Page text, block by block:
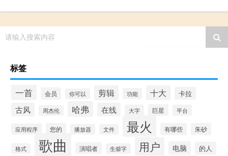
请输入搜索内容
标签
一首 会员 你可以 剪辑 功能 十大 卡拉
古风 周杰伦 哈弗 在线 大字 巨星 平台
应用程序 您的 播放器 文件 最火 有哪些 朱砂
格式 歌曲 演唱者 生僻字 用户 电脑 的人